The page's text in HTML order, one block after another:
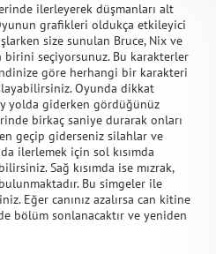
ilerleyerek düşmanları alt
grafikleri oldukça etkileyici
size sunulan Bruce, Nix ve
seçiyorsunuz. Bu karakterler
göre herhangi bir karakteri
Oyunda dikkat
yolda giderken gördüğünüz
birkaç saniye durarak onları
geçip giderseniz silahlar ve
ilerlemek için sol kısımda
Sağ kısımda ise mızrak,
Bu simgeler ile
Eğer canınız azalırsa can kitine
bölüm sonlanacaktır ve yeniden